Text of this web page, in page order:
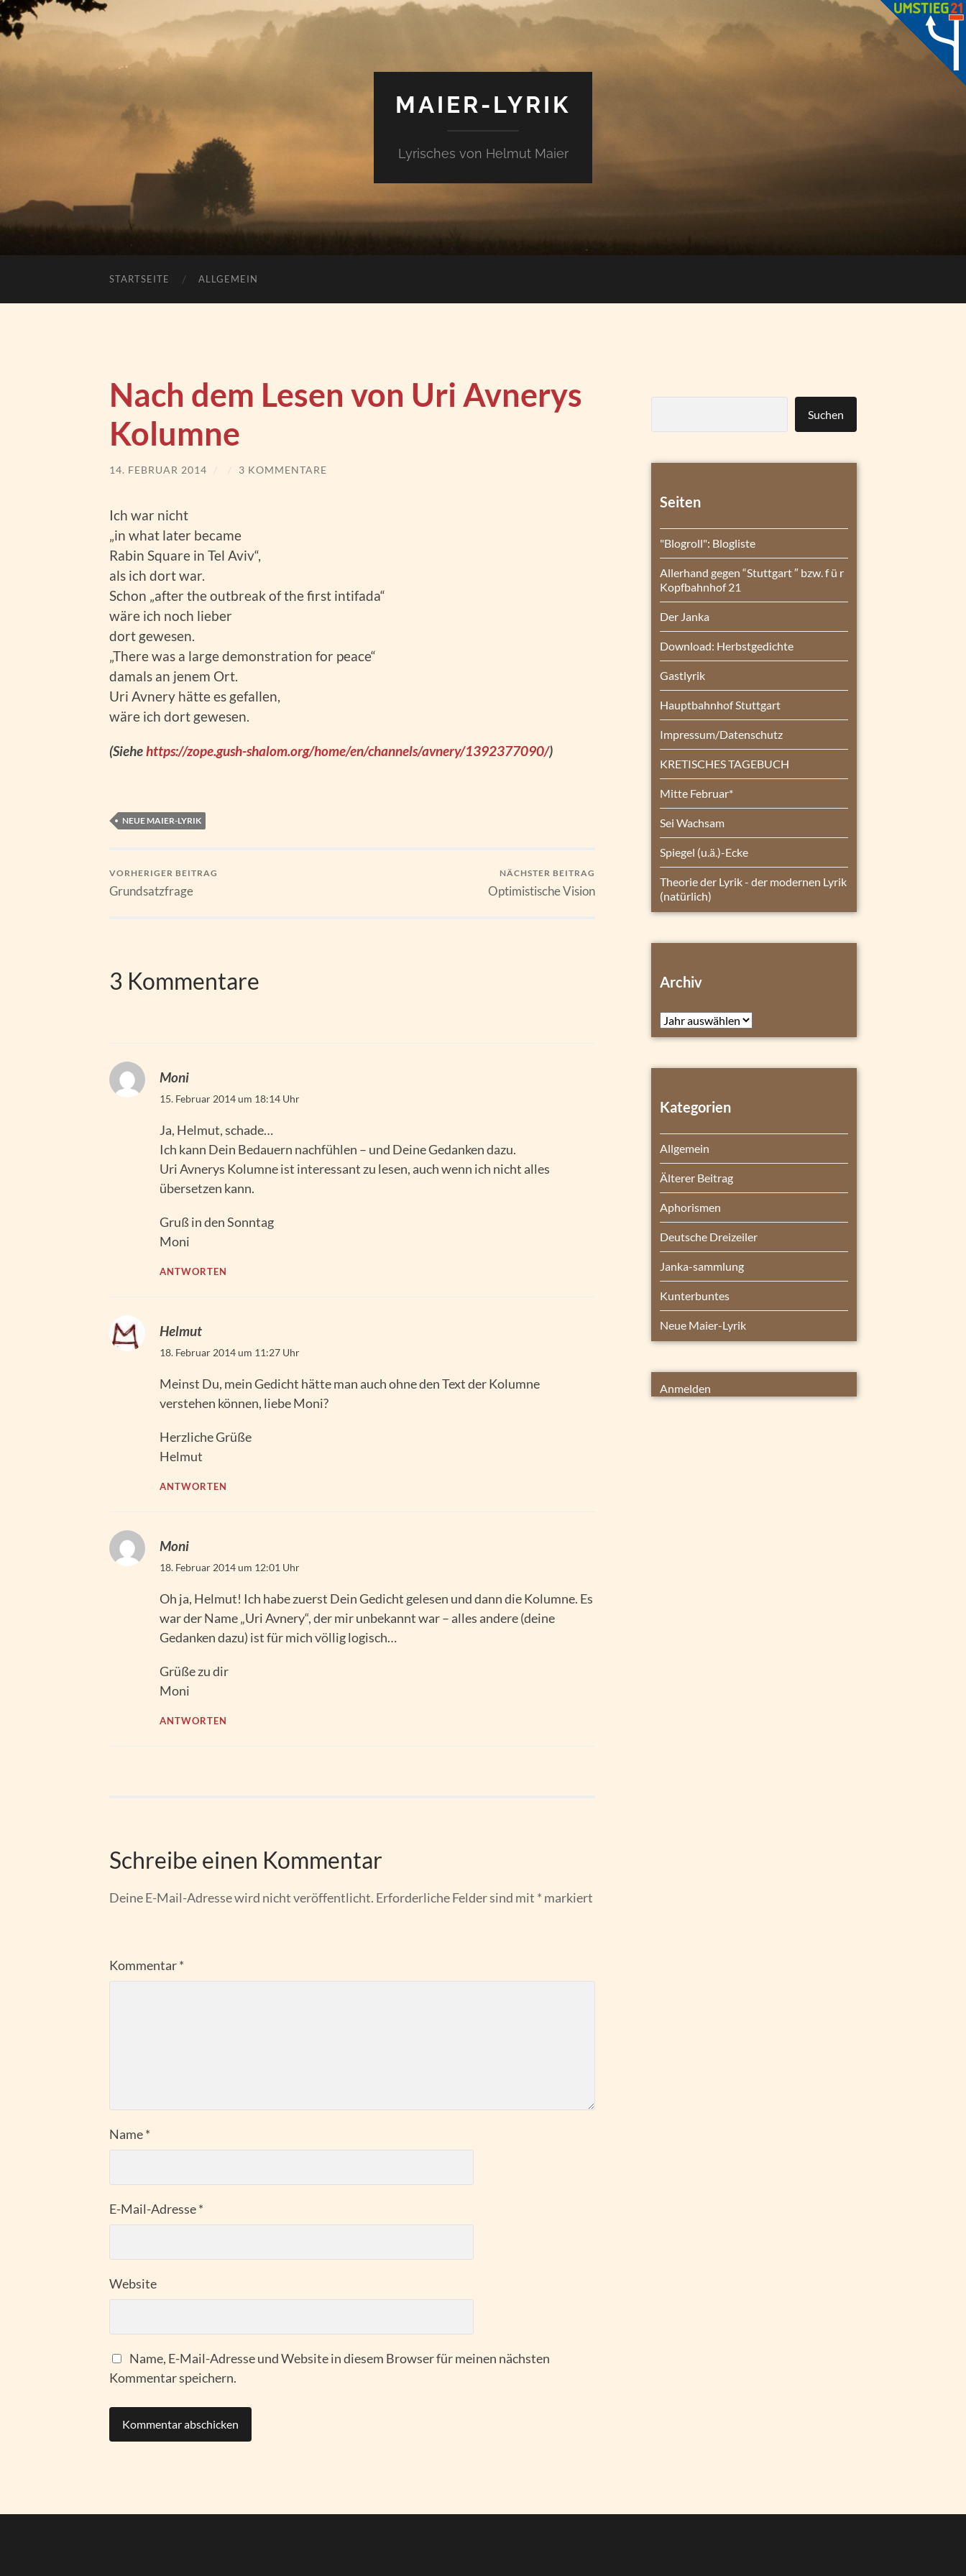
MAIER-LYRIK
Lyrisches von Helmut Maier
STARTSEITE ALLGEMEIN
Nach dem Lesen von Uri Avnerys
Kolumne
14. FEBRUAR 2014 / / 3 KOMMENTARE
Ich war nicht
„in what later became
Rabin Square in Tel Aviv“,
als ich dort war.
Schon „after the outbreak of the first intifada“
wäre ich noch lieber
dort gewesen.
„There was a large demonstration for peace“
damals an jenem Ort.
Uri Avnery hätte es gefallen,
wäre ich dort gewesen.
(Siehehttps://zope.gush-shalom.org/home/en/channels/avnery/1392377090/)
NEUE MAIER-LYRIK
VORHERIGER BEITRAG
Grundsatzfrage
NÄCHSTER BEITRAG
Optimistische Vision
3 Kommentare
Moni
15. Februar 2014 um 18:14 Uhr
Ja, Helmut, schade…
Ich kann Dein Bedauern nachfühlen – und Deine Gedanken dazu.
Uri Avnerys Kolumne ist interessant zu lesen, auch wenn ich nicht alles
übersetzen kann.
Gruß in den Sonntag
Moni
ANTWORTEN
Helmut
18. Februar 2014 um 11:27 Uhr
Meinst Du, mein Gedicht hätte man auch ohne den Text der Kolumne
verstehen können, liebe Moni?
Herzliche Grüße
Helmut
ANTWORTEN
Moni
18. Februar 2014 um 12:01 Uhr
Oh ja, Helmut! Ich habe zuerst Dein Gedicht gelesen und dann die Kolumne. Es
war der Name „Uri Avnery“, der mir unbekannt war – alles andere (deine
Gedanken dazu) ist für mich völlig logisch…
Grüße zu dir
Moni
ANTWORTEN
Schreibe einen Kommentar
Deine E-Mail-Adresse wird nicht veröffentlicht. Erforderliche Felder sind mit * markiert
Kommentar*
Name*
E-Mail-Adresse*
Website
Name, E-Mail-Adresse und Website in diesem Browser für meinen nächsten
Kommentar speichern.
Suchen
Seiten
"Blogroll": Blogliste
Allerhand gegen “Stuttgart ″ bzw. f ü r
Kopfbahnhof 21
Der Janka
Download: Herbstgedichte
Gastlyrik
Hauptbahnhof Stuttgart
Impressum/Datenschutz
KRETISCHES TAGEBUCH
Mitte Februar*
Sei Wachsam
Spiegel (u.ä.)-Ecke
Theorie der Lyrik - der modernen Lyrik
(natürlich)
Archiv
Archiv
Kategorien
Allgemein
Älterer Beitrag
Aphorismen
Deutsche Dreizeiler
Janka-sammlung
Kunterbuntes
Neue Maier-Lyrik
Anmelden